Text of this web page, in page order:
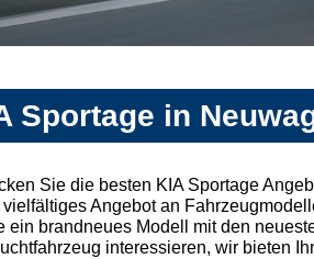
Sportage in
Sie die besten KIA Sportage
vielfältiges Angebot an
ein brandneues Modell mit den
interessieren, wir bieten